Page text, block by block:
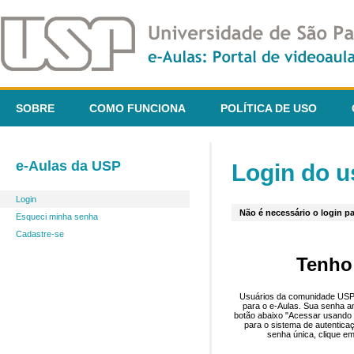
SOBRE COMO FUNCIONA POLÍTICA DE USO
e-Aulas da USP
Login
Esqueci minha senha
Cadastre-se
Login do
Não é necessário o login
Usuários da comunidade
para o e-Aulas. Sua senha
botão abaixo "Acessar
para o sistema de
senha única, clique